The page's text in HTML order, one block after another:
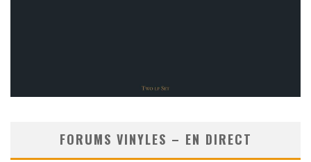
FORUMS VINYLES – EN DIRECT